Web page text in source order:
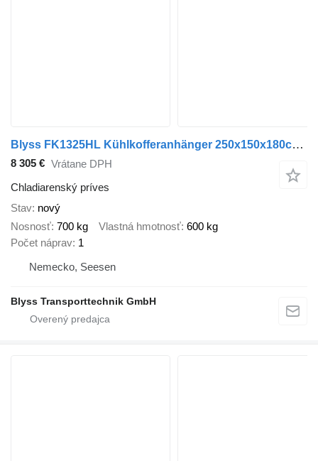
Blyss FK1325HL Kühlkofferanhänger 250x150x180cm 1300kg zGG
8 305 € Vrátane DPH
Chladiarenský príves
Stav nový
Nosnosť 700 kg Vlastná hmotnosť 600 kg
Počet náprav 1
Nemecko, Seesen
Blyss Transporttechnik GmbH